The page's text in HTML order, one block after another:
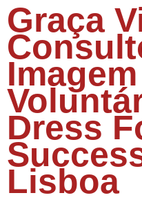
Graça
Dress
Lisboa